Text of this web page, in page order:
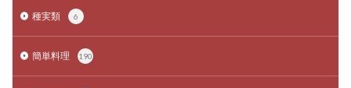
種実類 6
簡単料理 190